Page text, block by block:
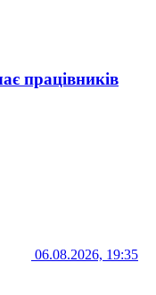
працівників
06.08.2026, 19:35